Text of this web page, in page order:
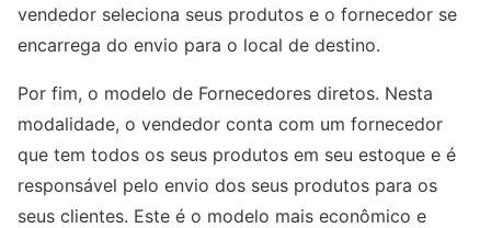
vendedor seleciona seus produtos e o fornecedor se
encarrega do envio para o local de destino.
Por fim, o modelo de Fornecedores diretos. Nesta
modalidade, o vendedor conta com um fornecedor
que tem todos os seus produtos em seu estoque e é
responsável pelo envio dos seus produtos para os
seus clientes. Este é o modelo mais econômico e